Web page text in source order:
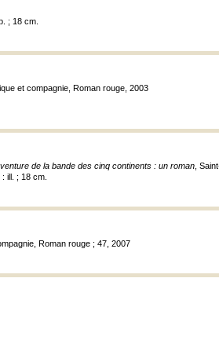
; 18 cm.
et compagnie, Roman rouge, 2003
de la bande des cinq continents : un roman ,
ill. ; 18 cm.
Roman rouge ; 47, 2007